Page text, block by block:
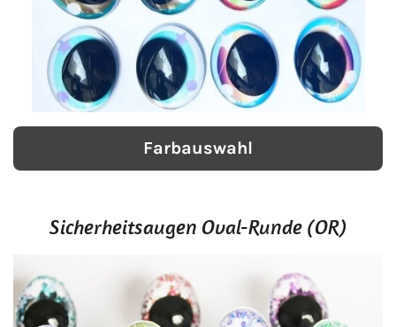
Farbauswahl
Sicherheitsaugen Oval-Runde (OR)